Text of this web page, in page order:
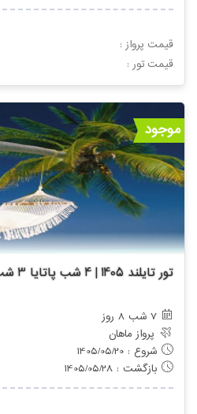
قیمت پرواز :
: قیمت تور
موجود
تور تایلند 1405 | 4 شب پاتایا 3 شب بانکوک -1
7 شب 8 روز
پرواز ماهان
شروع : 1405/05/20
بازگشت : 1405/05/28